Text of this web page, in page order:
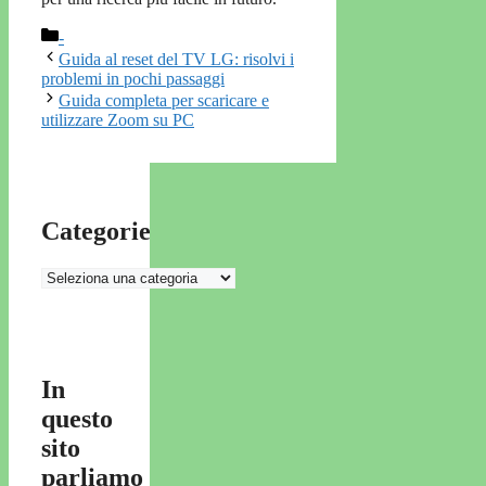
Categorie
-
Guida al reset del TV LG: risolvi i
problemi in pochi passaggi
Guida completa per scaricare e
utilizzare Zoom su PC
Categorie
Categorie
In
questo
sito
parliamo